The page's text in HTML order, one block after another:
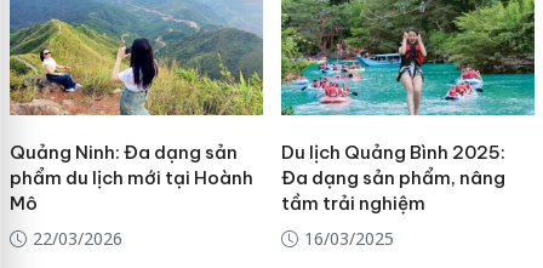
Quảng Ninh: Đa dạng sản
phẩm du lịch mới tại Hoành
Mô
22/03/2026
Du lịch Quảng Bình 2025:
Đa dạng sản phẩm, nâng
tầm trải nghiệm
16/03/2025